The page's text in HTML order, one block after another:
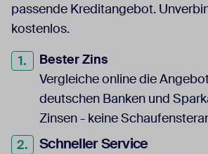
passende Kreditangebot.
kostenlos.
Bester Zins
Vergleiche online die
deutschen Banken und
Zinsen - keine
Schneller Service